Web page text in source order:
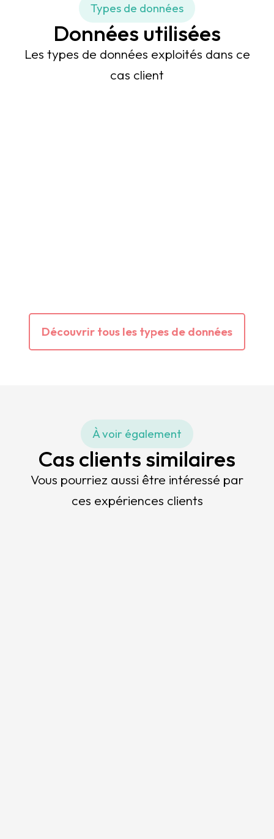
Types de données
Données utilisées
Les types de données exploités dans ce
cas client
Découvrir tous les types de données
À voir également
Cas clients similaires
Vous pourriez aussi être intéressé par
ces expériences clients